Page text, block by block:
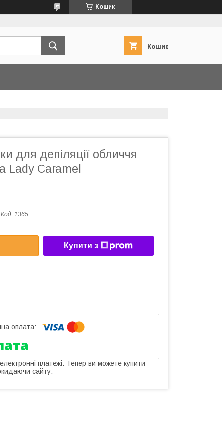
Кошик
Кошик
для депіляції обличчя
Lady Caramel
Код: 1365
Купити з
платежі. Тепер ви можете купити
сайту.